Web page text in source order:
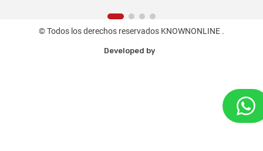
© Todos los derechos reservados KNOWNONLINE .
Developed by